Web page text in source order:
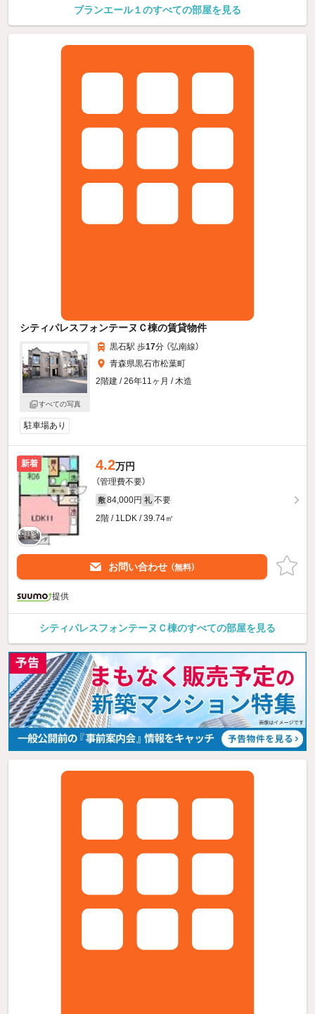
ブランエール１のすべての部屋を見る
シティパレスフォンテーヌＣ棟の賃貸物件
すべての写真
黒石駅 歩17分 （弘南線）
青森県黒石市松葉町
2階建 / 26年11ヶ月 / 木造
駐車場あり
新着 4.2万円
（管理費不要）
敷 84,000円 礼 不要
2階 / 1LDK / 39.74㎡
お問い合わせ （無料）
提供
シティパレスフォンテーヌＣ棟のすべての部屋を見る